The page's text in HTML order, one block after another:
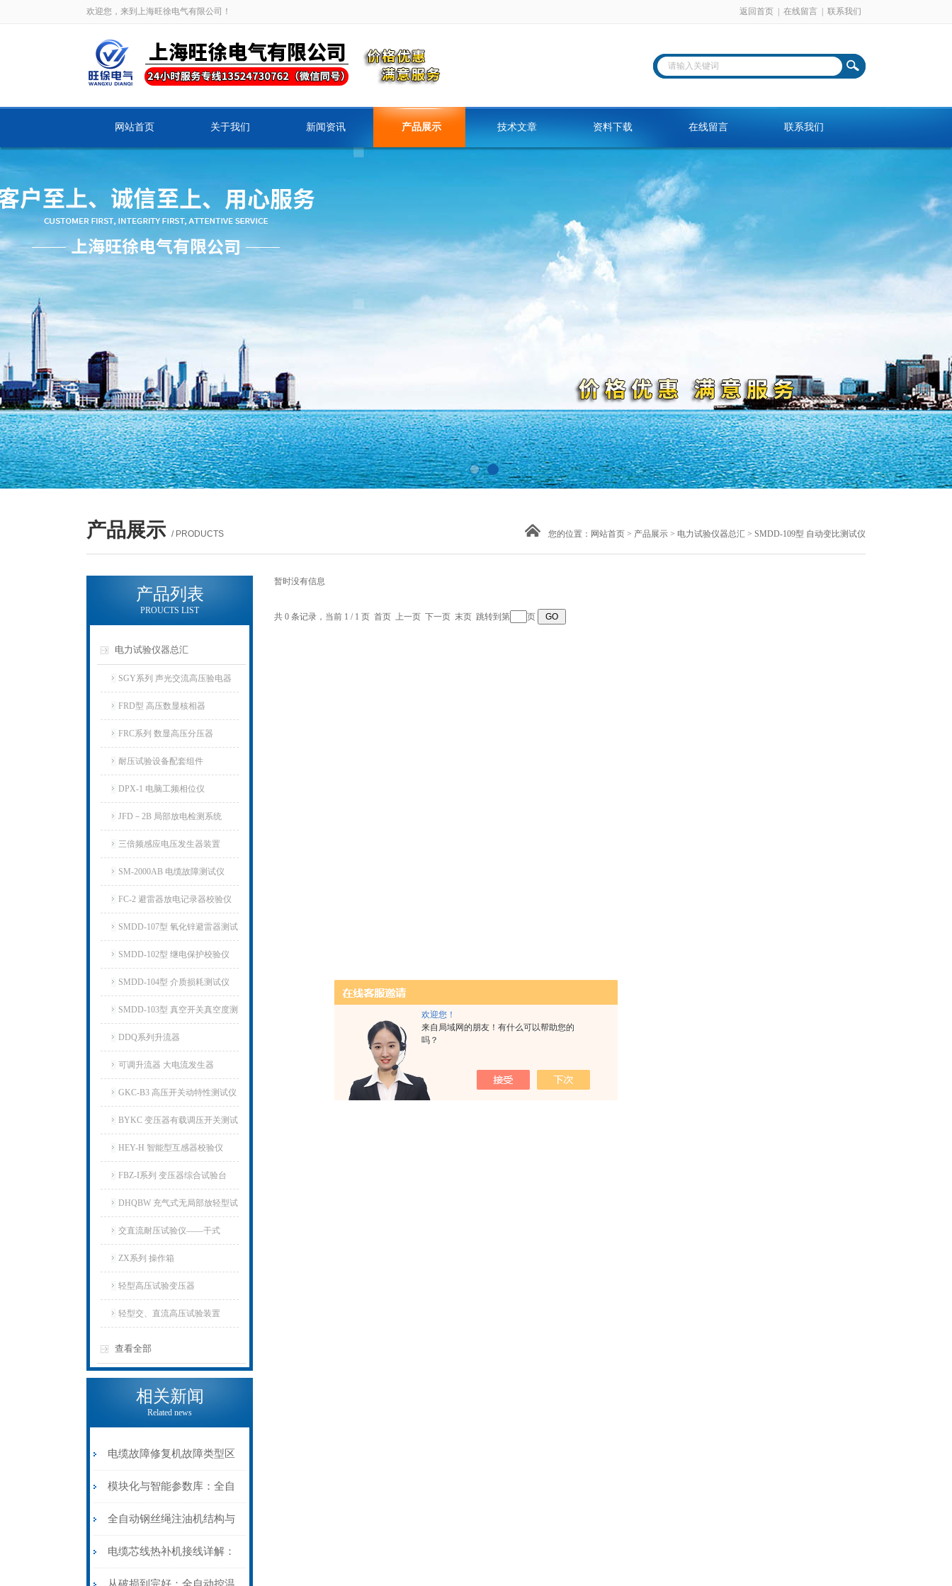
欢迎您！
来自局域网的朋友！有什么可以帮助您的
吗？
欢迎您，来到上海旺徐电气有限公司！ 返回首页 在线留言 联系我们
网站首页 关于我们 新闻资讯 产品展示 技术文章 资料下载 在线留言 联系我们
产品展示 / PRODUCTS 您的位置： 网站首页 > 产品展示 > 电力试验仪器总汇 > SMDD-109型 自动变比测试仪
产品列表
PROUCTS LIST
电力试验仪器总汇
SGY系列 声光交流高压验电器
FRD型 高压数显核相器
FRC系列 数显高压分压器
耐压试验设备配套组件
DPX-1 电脑工频相位仪
JFD－2B 局部放电检测系统
三倍频感应电压发生器装置
SM-2000AB 电缆故障测试仪
FC-2 避雷器放电记录器校验仪
SMDD-107型 氧化锌避雷器测试
仪
SMDD-102型 继电保护校验仪
SMDD-104型 介质损耗测试仪
SMDD-103型 真空开关真空度测
试仪
DDQ系列升流器
可调升流器 大电流发生器
GKC-B3 高压开关动特性测试仪
BYKC 变压器有载调压开关测试
仪
HEY-H 智能型互感器校验仪
FBZ-I系列 变压器综合试验台
DHQBW 充气式无局部放轻型试
验变压器
交直流耐压试验仪——干式
ZX系列 操作箱
轻型高压试验变压器
轻型交、直流高压试验装置
查看全部
相关新闻
Related news
电缆故障修复机故障类型区
分指南：从“绝缘电
阻”到“波形特征”的精准诊
断逻辑
模块化与智能参数库：全自
动电缆修复机的快速换型逻
辑
全自动钢丝绳注油机结构与
工作原理：揭秘高效润滑的
机械密码
电缆芯线热补机接线详解：
从入门到精通
暂时没有信息
共 0 条记录，当前 1 / 1 页 首页 上一页 下一页 末页 跳转到第 页